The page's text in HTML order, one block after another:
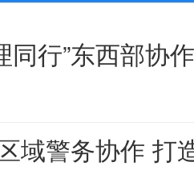
同行”东西部协
域警务协作 打